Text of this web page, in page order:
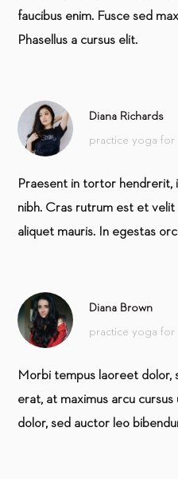
faucibus enim. Fusce sed
Phasellus a cursus elit.
Diana Richards
practice yoga for
Praesent in tortor
nibh. Cras rutrum est et
aliquet mauris. In egestas
Diana Brown
practice yoga for
Morbi tempus laoreet dolor,
erat, at maximus arcu
dolor, sed auctor leo